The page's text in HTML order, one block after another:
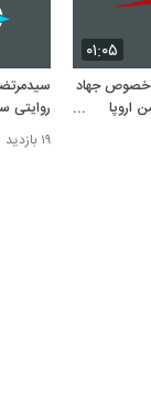
۰۱:۰۵
خصوص جهاد
اروپا
روایتی
۱۹ بازدید